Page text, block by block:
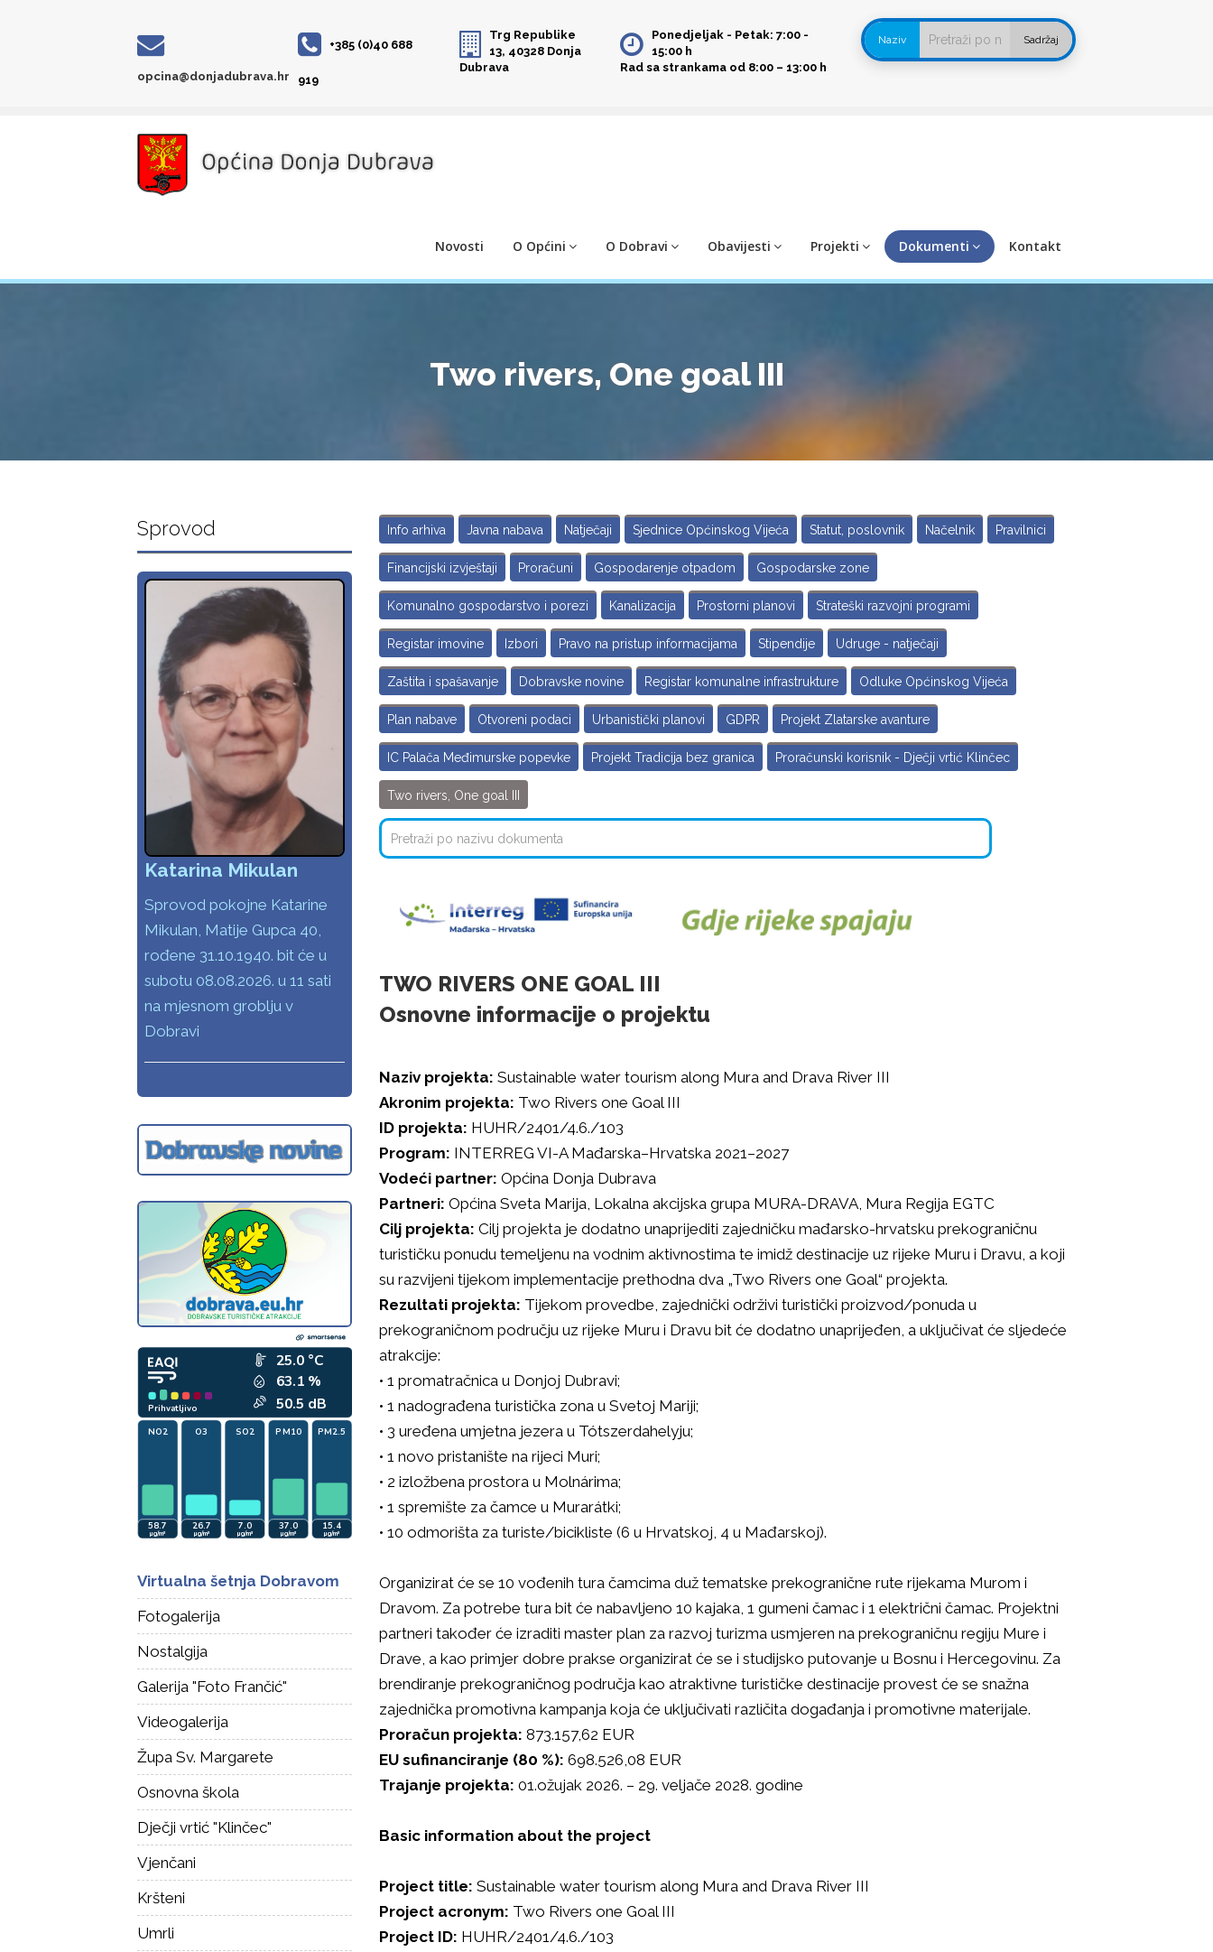
opcina@donjadubrava.hr
+385 (0)40 688
919
Trg Republike
13, 40328 Donja
Dubrava
Ponedjeljak - Petak: 7:00 -
15:00 h
Rad sa strankama od 8:00 – 13:00 h
Naziv Sadržaj
Novosti O Općini O Dobravi Obavijesti Projekti Dokumenti Kontakt
Two rivers, One goal III
Info arhiva Javna nabava Natječaji Sjednice Općinskog Vijeća Statut, poslovnik Načelnik Pravilnici
Financijski izvještaji Proračuni Gospodarenje otpadom Gospodarske zone
Komunalno gospodarstvo i porezi Kanalizacija Prostorni planovi Strateški razvojni programi
Registar imovine Izbori Pravo na pristup informacijama Stipendije Udruge - natječaji
Zaštita i spašavanje Dobravske novine Registar komunalne infrastrukture Odluke Općinskog Vijeća
Plan nabave Otvoreni podaci Urbanistički planovi GDPR Projekt Zlatarske avanture
IC Palača Međimurske popevke Projekt Tradicija bez granica Proračunski korisnik - Dječji vrtić Klinčec
Two rivers, One goal III
TWO RIVERS ONE GOAL III
Osnovne informacije o projektu
Naziv projekta: Sustainable water tourism along Mura and Drava River III
Akronim projekta: Two Rivers one Goal III
ID projekta: HUHR/2401/4.6./103
Program: INTERREG VI-A Mađarska–Hrvatska 2021–2027
Vodeći partner: Općina Donja Dubrava
Partneri: Općina Sveta Marija, Lokalna akcijska grupa MURA-DRAVA, Mura Regija EGTC
Cilj projekta: Cilj projekta je dodatno unaprijediti zajedničku mađarsko-hrvatsku prekograničnu
turističku ponudu temeljenu na vodnim aktivnostima te imidž destinacije uz rijeke Muru i Dravu, a koji
su razvijeni tijekom implementacije prethodna dva „Two Rivers one Goal“ projekta.
Rezultati projekta: Tijekom provedbe, zajednički održivi turistički proizvod/ponuda u
prekograničnom području uz rijeke Muru i Dravu bit će dodatno unaprijeđen, a uključivat će sljedeće
atrakcije:
• 1 promatračnica u Donjoj Dubravi;
• 1 nadograđena turistička zona u Svetoj Mariji;
• 3 uređena umjetna jezera u Tótszerdahelyju;
• 1 novo pristanište na rijeci Muri;
• 2 izložbena prostora u Molnárima;
• 1 spremište za čamce u Murarátki;
• 10 odmorišta za turiste/bicikliste (6 u Hrvatskoj, 4 u Mađarskoj).
Organizirat će se 10 vođenih tura čamcima duž tematske prekogranične rute rijekama Murom i
Dravom. Za potrebe tura bit će nabavljeno 10 kajaka, 1 gumeni čamac i 1 električni čamac. Projektni
partneri također će izraditi master plan za razvoj turizma usmjeren na prekograničnu regiju Mure i
Drave, a kao primjer dobre prakse organizirat će se i studijsko putovanje u Bosnu i Hercegovinu. Za
brendiranje prekograničnog područja kao atraktivne turističke destinacije provest će se snažna
zajednička promotivna kampanja koja će uključivati različita događanja i promotivne materijale.
Proračun projekta: 873.157,62 EUR
EU sufinanciranje (80 %): 698.526,08 EUR
Trajanje projekta: 01.ožujak 2026. – 29. veljače 2028. godine
Basic information about the project
Project title: Sustainable water tourism along Mura and Drava River III
Project acronym: Two Rivers one Goal III
Project ID: HUHR/2401/4.6./103
Sprovod
Katarina Mikulan
Sprovod pokojne Katarine
Mikulan, Matije Gupca 40,
rođene 31.10.1940. bit će u
subotu 08.08.2026. u 11 sati
na mjesnom groblju v
Dobravi
Virtualna šetnja Dobravom
Fotogalerija
Nostalgija
Galerija "Foto Frančić"
Videogalerija
Župa Sv. Margarete
Osnovna škola
Dječji vrtić "Klinčec"
Vjenčani
Kršteni
Umrli